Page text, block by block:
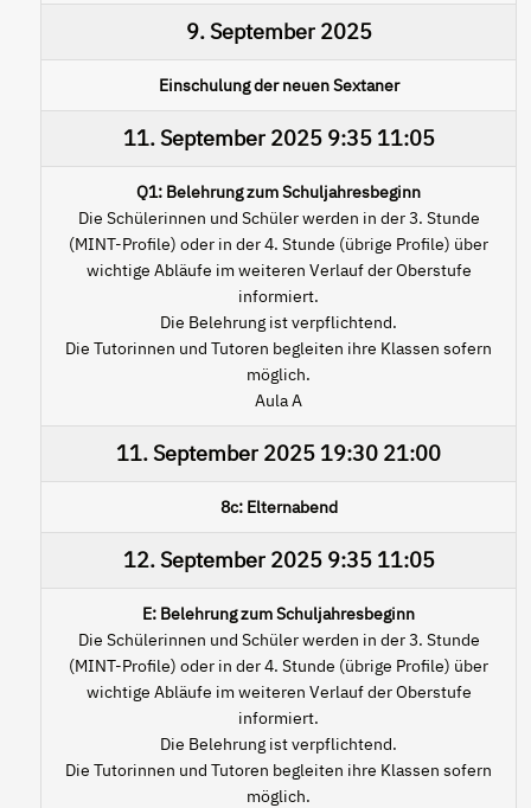
9. September 2025
Einschulung der neuen Sextaner
11. September 20259:35 11:05
Q1: Belehrung zum Schuljahresbeginn
Die Schülerinnen und Schüler werden in der 3. Stunde
(MINT-Profile) oder in der 4. Stunde (übrige Profile) über
wichtige Abläufe im weiteren Verlauf der Oberstufe
informiert.
Die Belehrung ist verpflichtend.
Die Tutorinnen und Tutoren begleiten ihre Klassen sofern
möglich.
Aula A
11. September 2025 19:30 21:00
8c: Elternabend
12. September 20259:35 11:05
E: Belehrung zum Schuljahresbeginn
Die Schülerinnen und Schüler werden in der 3. Stunde
(MINT-Profile) oder in der 4. Stunde (übrige Profile) über
wichtige Abläufe im weiteren Verlauf der Oberstufe
informiert.
Die Belehrung ist verpflichtend.
Die Tutorinnen und Tutoren begleiten ihre Klassen sofern
möglich.